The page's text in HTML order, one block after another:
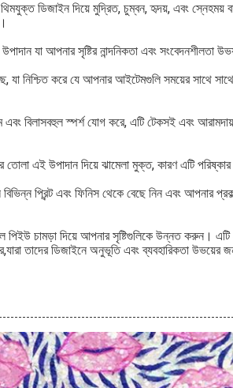
ডিজাইন দিয়ে মুদ্রিত, চুম্বন, হৃদয়, এবং স্নেহময়
যা আপনার সৃষ্টির নান্দনিকতা এবং সংবেদনশীলতা
যা নিশ্চিত করে যে আপনার আইটেমগুলি সময়ের সাথে
বিলাসবহুল স্পর্শ যোগ করে, এটি টেকসই এবং
তোলা এই উপাদান দিয়ে ঝামেলা মুক্ত, কারণ এটি
প্রিন্ট এবং ফিনিস থেকে বেছে নিন এবং আপনার
পিইউ চামড়া দিয়ে আপনার সৃষ্টিগুলিকে উন্নত করুন। এটি
তাদের ডিজাইনে অনুভূতি এবং ব্যবহারিকতা উভয়ের